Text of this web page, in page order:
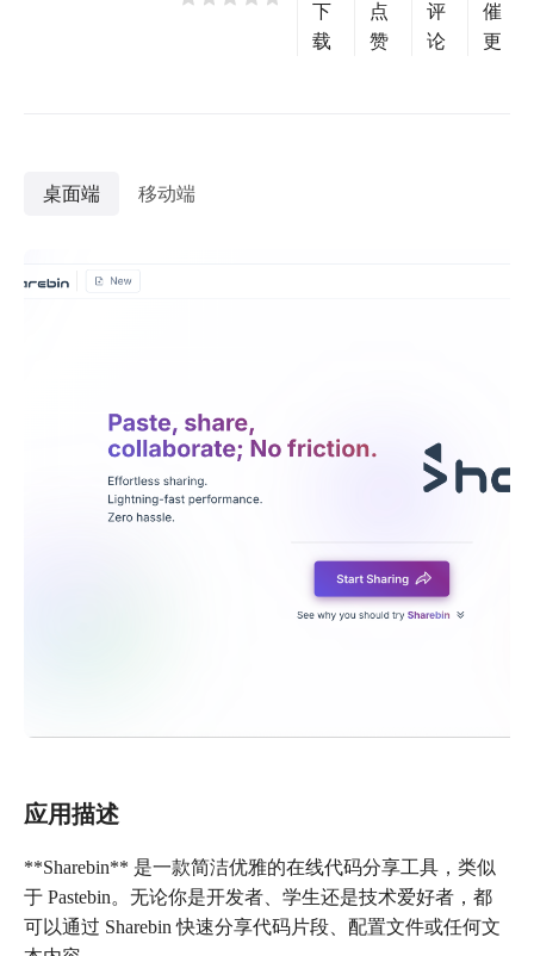
下
载
点
赞
评
论
催
更
桌面端 移动端
应用描述
**Sharebin** 是一款简洁优雅的在线代码分享工具，类似
于 Pastebin。无论你是开发者、学生还是技术爱好者，都
可以通过 Sharebin 快速分享代码片段、配置文件或任何文